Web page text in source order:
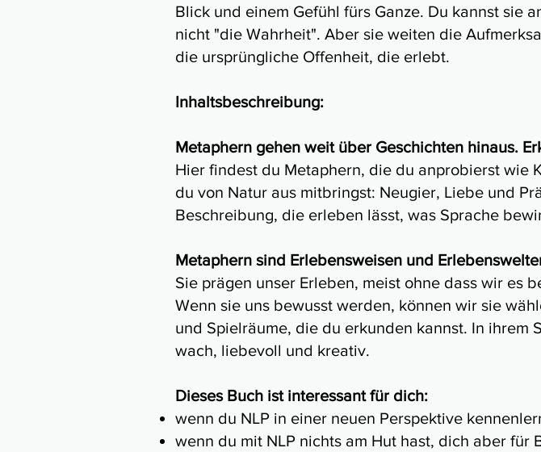
Blick und einem Gefühl fürs Ganze. Du kannst sie
nicht "die Wahrheit". Aber sie weiten die
die ursprüngliche Offenheit, die erlebt.
Inhaltsbeschreibung:
Metaphern gehen weit über Geschichten hinaus.
Hier findest du Metaphern, die du anprobierst wie
du von Natur aus mitbringst: Neugier, Liebe und
Beschreibung, die erleben lässt, was Sprache
Metaphern sind Erlebensweisen und
Sie prägen unser Erleben, meist ohne dass wir es
Wenn sie uns bewusst werden, können wir sie
und Spielräume, die du erkunden kannst. In
wach, liebevoll und kreativ.
Dieses Buch ist interessant für dich:
wenn du NLP in einer neuen Perspektive
wenn du mit NLP nichts am Hut hast, dich aber